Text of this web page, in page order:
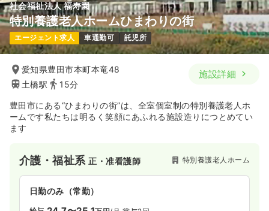
社会福祉法人 福寿園
特別養護老人ホームひまわりの街
エージェント求人 車通勤可 託児所
愛知県豊田市本町本竜48
土橋駅
15分
施設詳細
豊田市にある“ひまわりの街”は、全室個室制の特別養護老人ホ
ームです私たちは明るく笑顔にあふれる施設造りにつとめてい
ます
介護・福祉系正・准看護師 特別養護老人ホーム
日勤のみ（常勤）